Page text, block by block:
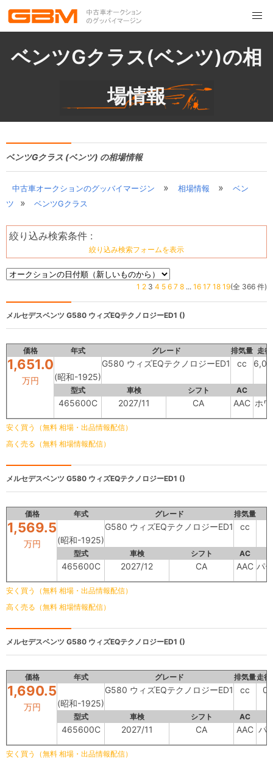
ベンツGクラス(ベンツ)の相
場情報
ベンツGクラス (ベンツ) の相場情報
中古車オークションのグッバイマージン » 相場情報 »
ベン
ツ
» ベンツGクラス
絞り込み検索条件 :
絞り込み検索フォームを表示
1 2 3 4 5 6 7 8 ... 16 17 18 19(全 366 件)
メルセデスベンツ G580 ウィズEQテクノロジーED1 ()
価格 年式 グレード 排気量 走
1,651.0
万円 (昭和-1925)
G580 ウィズEQテクノロジーED1 cc
型式 車検 シフト AC
465600C 2027/11 CA AAC ホ
安く買う（無料 相場・出品情報配信）
高く売る（無料 相場情報配信）
メルセデスベンツ G580 ウィズEQテクノロジーED1 ()
価格 年式 グレード 排気量
1,569.5
万円 (昭和-1925)
G580 ウィズEQテクノロジーED1 cc
型式 車検 シフト AC
465600C 2027/12 CA AAC パ
安く買う（無料 相場・出品情報配信）
高く売る（無料 相場情報配信）
メルセデスベンツ G580 ウィズEQテクノロジーED1 ()
価格 年式 グレード 排気量走
1,690.5
万円 (昭和-1925)
G580 ウィズEQテクノロジーED1 cc
型式 車検 シフト AC
465600C 2027/11 CA AAC パ
安く買う（無料 相場・出品情報配信）